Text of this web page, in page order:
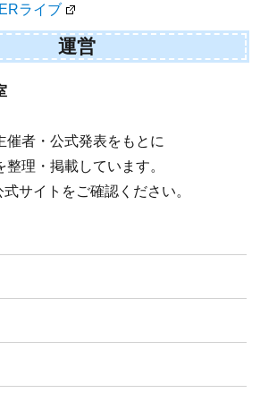
ライブ
運営
催者・公式発表をもとに
整理・掲載しています。
サイトをご確認ください。